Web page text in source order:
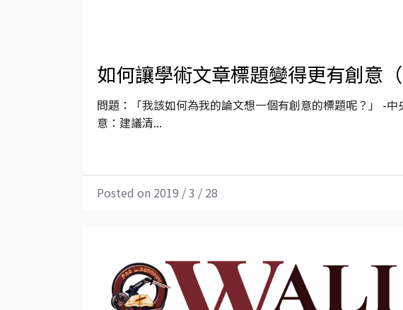
如何讓學術文章標題變得更有創意（
問題：「我該如何為我的論文想一個有創意的標題呢？」 -
意：建議清...
Posted on 2019 / 3 / 28